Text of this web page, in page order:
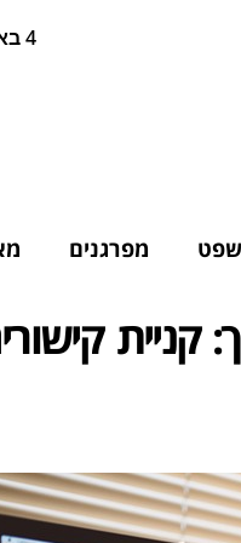
4 באוגוסט 2026 10:30
מפרגנים